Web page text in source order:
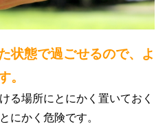
状態で過ごせるので、よ
。
る場所にとにかく置いておく
にかく危険です。